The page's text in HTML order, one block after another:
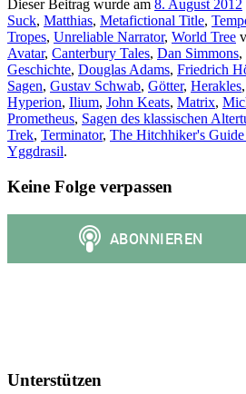
Dieser Beitrag wurde am 8. August 2012
Suck, Matthias, Metafictional Title,
Tropes, Unreliable Narrator, World Tree
Avatar, Canterbury Tales, Dan Simmons,
Geschichte, Douglas Adams, Friedrich
Sagen, Gustav Schwab, Götter, Herakles,
Hyperion, Ilium, John Keats, Matrix,
Prometheus, Sagen des klassischen
Trek, Terminator, The Hitchhiker's
Yggdrasil.
Keine Folge verpassen
Unterstützen